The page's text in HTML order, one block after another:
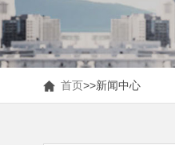
首页>>新闻中心